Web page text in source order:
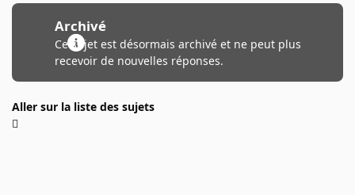
Archivé
Ce sujet est désormais archivé et ne peut plus
recevoir de nouvelles réponses.
Aller sur la liste des sujets